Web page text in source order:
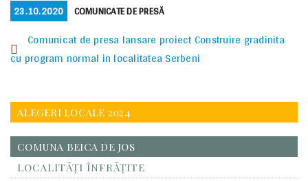
POSTED
ON
23.10.2020 CATEGORIES
COMUNICATE DE PRESĂ
Comunicat de presa lansare proiect Construire gradinita
cu program normal in localitatea Serbeni
ALEGERI LOCALE 2024
COMUNA BEICA DE JOS
LOCALITĂŢI ÎNFRĂŢITE